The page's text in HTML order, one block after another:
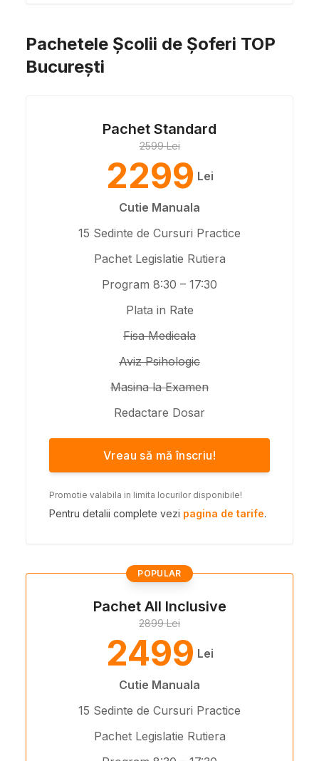
Pachetele Școlii de Șoferi TOP
București
Pachet Standard
2599 Lei
2299 Lei
Cutie Manuala
15 Sedinte de Cursuri Practice
Pachet Legislatie Rutiera
Program 8:30 – 17:30
Plata in Rate
Fisa Medicala
Aviz Psihologic
Masina la Examen
Redactare Dosar
Vreau să mă înscriu!
Promotie valabila in limita locurilor disponibile!
Pentru detalii complete vezi pagina de tarife.
POPULAR
Pachet All Inclusive
2899 Lei
2499 Lei
Cutie Manuala
15 Sedinte de Cursuri Practice
Pachet Legislatie Rutiera